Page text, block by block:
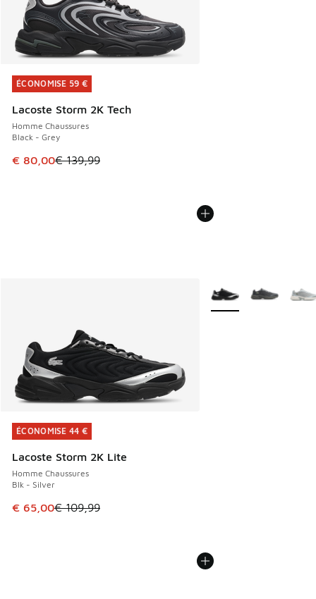
ÉCONOMISE 59 €
Lacoste Storm 2K Tech
Homme Chaussures
Black - Grey
Cet article est en promotion. Prix en baisse de € 139,99 à
€ 80,00€ 139,99
ÉCONOMISE 59 €
ÉCONOMISE 44 €
Lacoste Storm 2K Lite
Homme Chaussures
Blk - Silver
Cet article est en promotion. Prix en baisse de € 109,99 à
€ 65,00€ 109,99
ÉCONOMISE 44 €
Plus de couleurs